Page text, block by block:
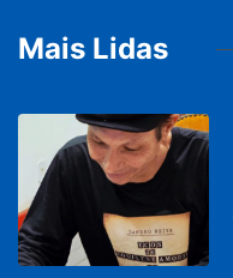
Mais Lidas